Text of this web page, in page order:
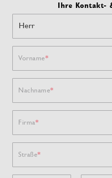
Ihre Kontakt-
Vorname
Nachname
Firma
Straße